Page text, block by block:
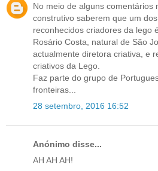
No meio de alguns comentários
construtivo saberem que um
reconhecidos criadores da lego
Rosário Costa, natural de São
actualmente diretora criativa, e
criativos da Lego.
Faz parte do grupo de
fronteiras...
28 setembro, 2016 16:52
Anónimo disse...
AH AH AH!